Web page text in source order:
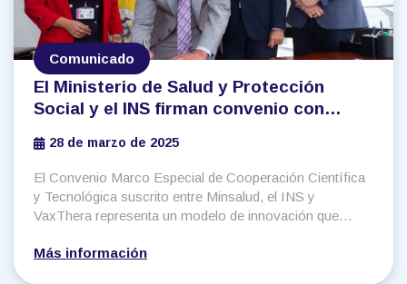
Comunicado
El Ministerio de Salud y Protección
Social y el INS firman convenio con
sanitaria
28 de marzo de 2025
El Convenio Marco Especial de Cooperación Científica
y Tecnológica suscrito entre Minsalud, el INS y
VaxThera representa un modelo de innovación que
locales en materia soberanía sanitaria.
Más información